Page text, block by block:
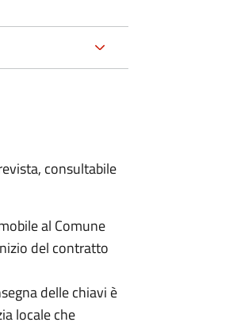
consultabile
al Comune
del contratto
delle chiavi è
locale che